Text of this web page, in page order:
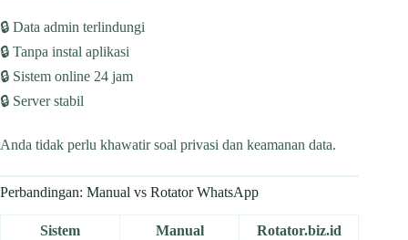
🔒 Data admin terlindungi
🔒 Tanpa instal aplikasi
🔒 Sistem online 24 jam
🔒 Server stabil
Anda tidak perlu khawatir soal privasi dan keamanan data.
Perbandingan: Manual vs Rotator WhatsApp
Sistem Manual Rotator.biz.id